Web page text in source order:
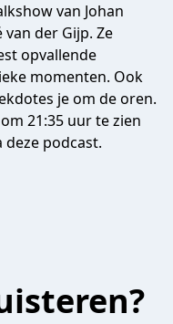
van Johan
van der Gijp. Ze
opvallende
momenten. Ook
je om de oren.
21:35 uur te zien
deze podcast.